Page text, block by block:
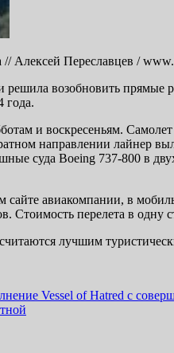
// Алексей Переславцев /
возобновить прямые
года.
и воскресеньям.
направлении лайнер
суда Boeing 737-800 в
авиакомпании, в
Стоимость перелета в
лучшим
Vessel of Hatred с